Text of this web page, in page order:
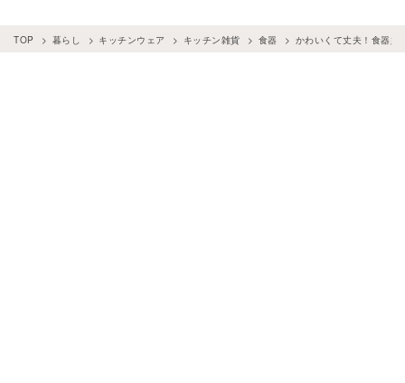
TOP 暮らし キッチンウェア キッチン雑貨 食器 かわいくて丈夫！食器好